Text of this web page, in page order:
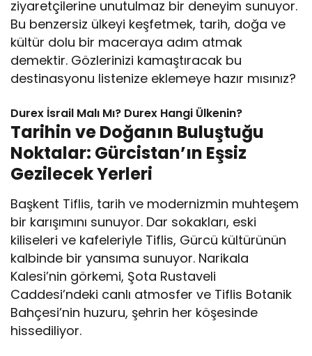
ziyaretçilerine unutulmaz bir deneyim sunuyor.
Bu benzersiz ülkeyi keşfetmek, tarih, doğa ve
kültür dolu bir maceraya adım atmak
demektir. Gözlerinizi kamaştıracak bu
destinasyonu listenize eklemeye hazır mısınız?
Durex İsrail Malı Mı? Durex Hangi Ülkenin?
Tarihin ve Doğanın Buluştuğu
Noktalar: Gürcistan’ın Eşsiz
Gezilecek Yerleri
Başkent Tiflis, tarih ve modernizmin muhteşem
bir karışımını sunuyor. Dar sokakları, eski
kiliseleri ve kafeleriyle Tiflis, Gürcü kültürünün
kalbinde bir yansıma sunuyor. Narikala
Kalesi’nin görkemi, Şota Rustaveli
Caddesi’ndeki canlı atmosfer ve Tiflis Botanik
Bahçesi’nin huzuru, şehrin her köşesinde
hissediliyor.